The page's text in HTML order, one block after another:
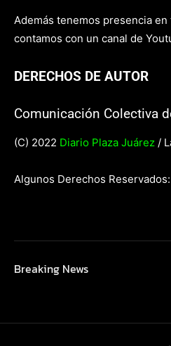
Además tenemos presencia
contamos con un canal de
DERECHOS DE AUTOR
Comunicación Colectiva
(C) 2022 Diario Plaza Juárez /
Algunos Derechos
Breaking News